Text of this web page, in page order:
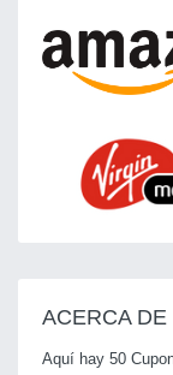
ACERCA DE
Aquí hay 50